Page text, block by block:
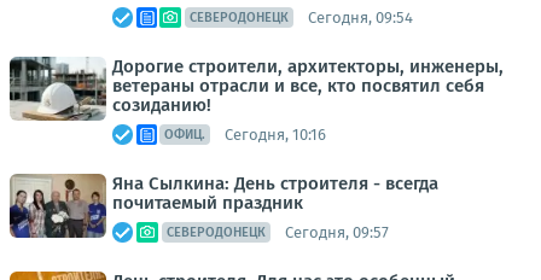
СЕВЕРОДОНЕЦК Сегодня, 09:54
Дорогие строители, архитекторы, инженеры,
ветераны отрасли и все, кто посвятил себя
созиданию!
ОФИЦ. Сегодня, 10:16
Яна Сылкина: День строителя - всегда
почитаемый праздник
СЕВЕРОДОНЕЦК Сегодня, 09:57